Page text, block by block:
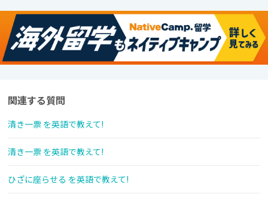
関連する質問
清き一票 を英語で教えて!
清き一票 を英語で教えて!
ひざに座らせる を英語で教えて!